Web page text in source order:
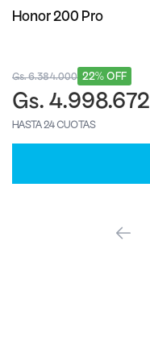
Honor 200 Pro
22% OFF
Gs. 6.384.000
Gs. 4.998.672
HASTA 24 CUOTAS
anterior